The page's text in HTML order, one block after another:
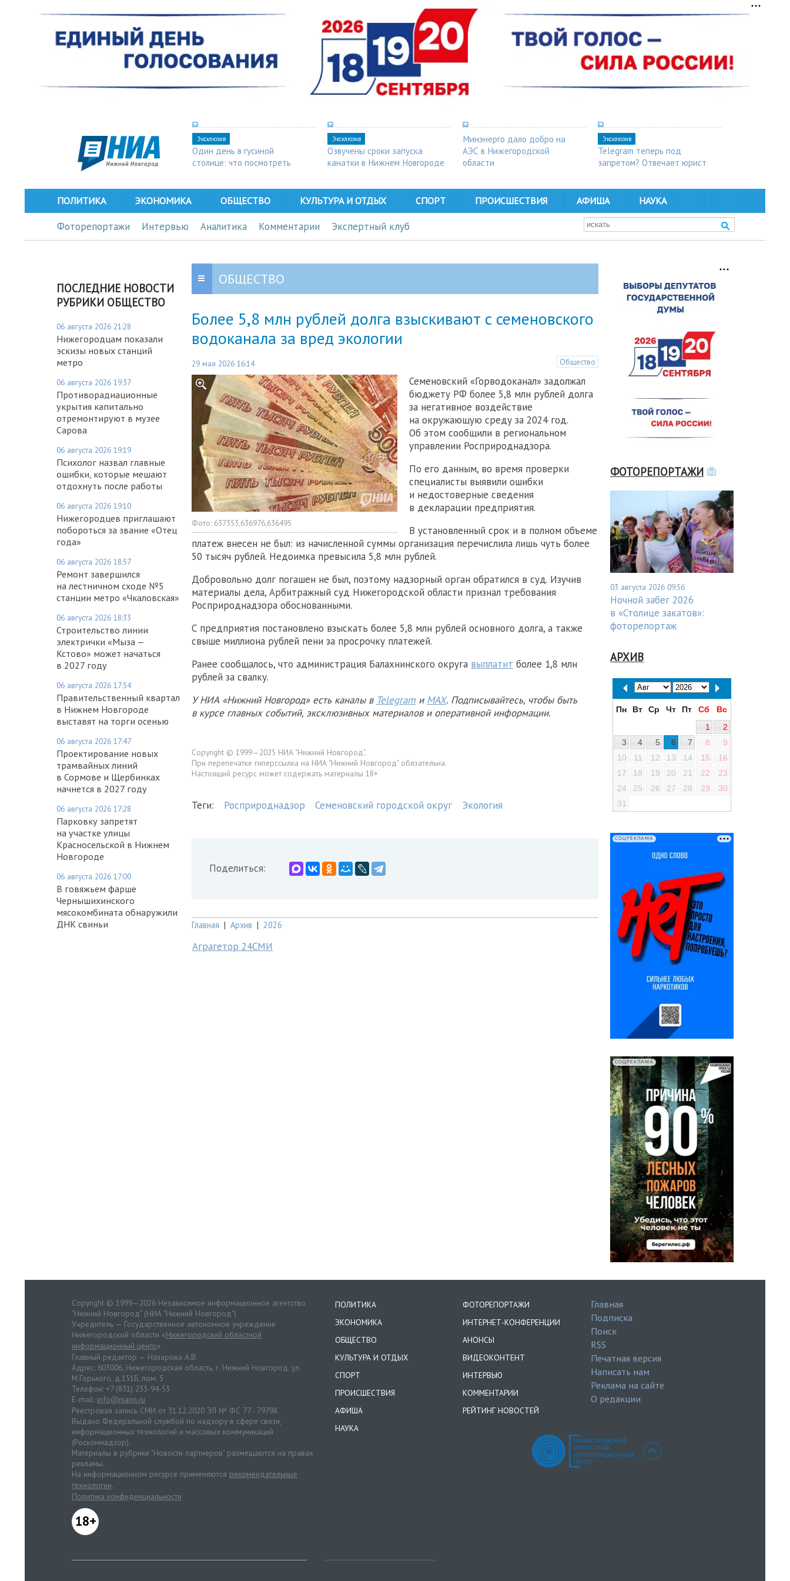
Эксклюзив
Один день в гусиной
столице: что посмотреть
Эксклюзив
Озвучены сроки запуска
канатки в Нижнем Новгороде
Минэнерго дало добро на
АЭС в Нижегородской
области
Эксклюзив
Telegram теперь под
запретом? Отвечает юрист
ПОЛИТИКА ЭКОНОМИКА ОБЩЕСТВО КУЛЬТУРА И ОТДЫХ СПОРТ ПРОИСШЕСТВИЯ АФИША НАУКА
Фоторепортажи Интервью Аналитика Комментарии Экспертный клуб
ПОСЛЕДНИЕ НОВОСТИ
РУБРИКИ ОБЩЕСТВО
06 августа 2026 21:28
Нижегородцам показали
эскизы новых станций
метро
06 августа 2026 19:37
Противорадиационные
укрытия капитально
отремонтируют в музее
Сарова
06 августа 2026 19:19
Психолог назвал главные
ошибки, которые мешают
отдохнуть после работы
06 августа 2026 19:10
Нижегородцев приглашают
побороться за звание «Отец
года»
06 августа 2026 18:57
Ремонт завершился
на лестничном сходе №5
станции метро «Чкаловская»
06 августа 2026 18:33
Строительство линии
электрички «Мыза —
Кстово» может начаться
в 2027 году
06 августа 2026 17:54
Правительственный квартал
в Нижнем Новгороде
выставят на торги осенью
06 августа 2026 17:47
Проектирование новых
трамвайных линий
в Сормове и Щербинках
начнется в 2027 году
06 августа 2026 17:28
Парковку запретят
на участке улицы
Красносельской в Нижнем
Новгороде
06 августа 2026 17:00
В говяжьем фарше
Чернышихинского
мясокомбината обнаружили
ДНК свиньи
ОБЩЕСТВО
Более 5,8 млн рублей долга взыскивают с семеновского
водоканала за вред экологии
29 мая 2026 16:14 Общество
Фото: 637353,636976,636495
Семеновский «Горводоканал» задолжал
бюджету РФ более 5,8 млн рублей долга
за негативное воздействие
на окружающую среду за 2024 год.
Об этом сообщили в региональном
управлении Росприроднадзора.
По его данным, во время проверки
специалисты выявили ошибки
и недостоверные сведения
в декларации предприятия.
В установленный срок и в полном объеме
платеж внесен не был: из начисленной суммы организация перечислила лишь чуть более
50 тысяч рублей. Недоимка превысила 5,8 млн рублей.
Добровольно долг погашен не был, поэтому надзорный орган обратился в суд. Изучив
материалы дела, Арбитражный суд Нижегородской области признал требования
Росприроднадзора обоснованными.
С предприятия постановлено взыскать более 5,8 млн рублей основного долга, а также
свыше миллиона рублей пени за просрочку платежей.
Ранее сообщалось, что администрация Балахнинского округа выплатит более 1,8 млн
рублей за свалку.
У НИА «Нижний Новгород» есть каналы в Telegram и MAX. Подписывайтесь, чтобы быть
в курсе главных событий, эксклюзивных материалов и оперативной информации.
Copyright © 1999—2025 НИА "Нижний Новгород".
При перепечатке гиперссылка на НИА "Нижний Новгород" обязательна.
Настоящий ресурс может содержать материалы 18+
Теги: Росприроднадзор Семеновский городской округ Экология
Поделиться:
Главная | Архив | 2026
Аграгетор 24СМИ
ФОТОРЕПОРТАЖИ
03 августа 2026 09:56
Ночной забег 2026
в «Столице закатов»:
фоторепортаж
АРХИВ
Пн Вт Ср Чт Пт Сб
Вс
1
2
3
4 5 6 7 8
9
10
11 12 13 14 15
16
17
18 19 20 21 22
23
24
25 26 27 28 29
30
31
СОЦРЕКЛАМА
СОЦРЕКЛАМА
Copyright © 1999—2026 Независимое информационное агентство
"Нижний Новгород" (НИА "Нижний Новгород")
Учредитель — Государственное автономное учреждение
Нижегородской области «Нижегородский областной
информационный центр»
Главный редактор — Назарова А.В.
Адрес: 603006, Нижегородская область, г. Нижний Новгород. ул.
М.Горького, д.151Б, пом. 5
Телефон: +7 (831) 233-94-53
E-mail: info@niann.ru
Реестровая запись СМИ от 31.12.2020 ЭЛ № ФС 77 - 79798.
Выдано Федеральной службой по надзору в сфере связи,
информационных технологий и массовых коммуникаций
(Роскомнадзор).
Материалы в рубрике "Новости партнеров" размещаются на правах
рекламы.
На информационном ресурсе применяются рекомендательные
технологии.
Политика конфиденциальности
18+
ПОЛИТИКА
ЭКОНОМИКА
ОБЩЕСТВО
КУЛЬТУРА И ОТДЫХ
СПОРТ
ПРОИСШЕСТВИЯ
АФИША
НАУКА
ФОТОРЕПОРТАЖИ
ИНТЕРНЕТ-КОНФЕРЕНЦИИ
АНОНСЫ
ВИДЕОКОНТЕНТ
ИНТЕРВЬЮ
КОММЕНТАРИИ
РЕЙТИНГ НОВОСТЕЙ
Главная
Подписка
Поиск
RSS
Печатная версия
Написать нам
Реклама на сайте
О редакции